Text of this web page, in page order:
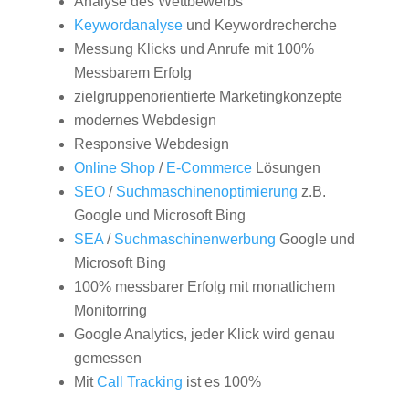
Keywordanalyseund Keywordrecherche
Messung Klicks und Anrufe mit 100%
Messbarem Erfolg
zielgruppenorientierte Marketingkonzepte
modernes Webdesign
Responsive Webdesign
Online Shop/ E-CommerceLösungen
SEO/ Suchmaschinenoptimierung z.B.
Google und Microsoft Bing
SEA/ Suchmaschinenwerbung Google und
Microsoft Bing
100% messbarer Erfolg mit monatlichem
Monitorring
Google Analytics, jeder Klick wird genau
gemessen
MitCall Tracking ist es 100%